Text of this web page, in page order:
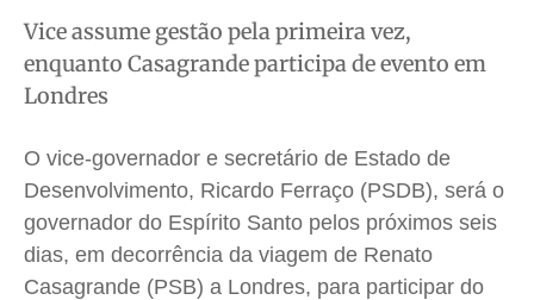
Meio Ambiente
Saúde
Cidades
Economia
Colunas
Caetano Roque
Meio Ambiente
Saúde
Cidades
Economia
Colunas
Caetano Roque
Meio Ambiente
Saúde
Cidades
Economia
Colunas
Caetano Roque
Meio Ambiente
Saúde
Cidades
Economia
Colunas
Caetano Roque
Vice assume gestão pela primeira vez,
enquanto Casagrande participa de evento em
Londres
O vice-governador e secretário de Estado de
Desenvolvimento, Ricardo Ferraço (PSDB), será o
governador do Espírito Santo pelos próximos seis
dias, em decorrência da viagem de Renato
Casagrande (PSB) a Londres, para participar do